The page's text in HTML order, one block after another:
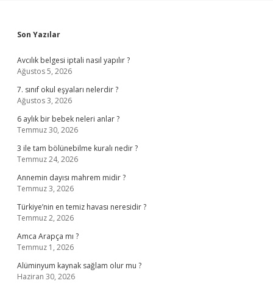
Sidebar
Son Yazılar
Avcılık belgesi iptali nasıl yapılır ?
Ağustos 5, 2026
7. sınıf okul eşyaları nelerdir ?
Ağustos 3, 2026
6 aylık bir bebek neleri anlar ?
Temmuz 30, 2026
3 ile tam bölünebilme kuralı nedir ?
Temmuz 24, 2026
Annemin dayısı mahrem midir ?
Temmuz 3, 2026
Türkiye’nin en temiz havası neresidir ?
Temmuz 2, 2026
Amca Arapça mı ?
Temmuz 1, 2026
Alüminyum kaynak sağlam olur mu ?
Haziran 30, 2026